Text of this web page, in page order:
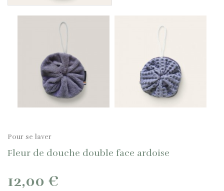
Pour se laver
Fleur de douche double face ardoise
12,00 €